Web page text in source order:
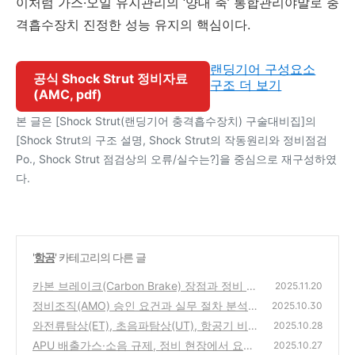
격흡수장치 진정한 성능 유지의 핵심이다.
공식 Shock Strut 정비자료
(AMC, pdf)
랜딩기어 구성요소
구조 더 보기
본 글은 [Shock Strut(랜딩기어 충격흡수장치) 구술대비집]의
[Shock Strut의 구조 설명, Shock Strut의 작동원리와 정비점검
Po., Shock Strut 점검상의 오류/실수는?]을 중심으로 재구성하였
다.
'항공' 카테고리의 다른 글
카본 브레이크(Carbon Brake) 장점과 정비 유
의사항: 구조적 특성과 정비 실제
(0)
2025.11.20
정비조직(AMO) 승인 요건과 실무 절차 분석
(0)
2025.10.30
와전류탐상(ET), 초음파탐상(UT), 항공기 비파
괴시험의 원리와 실무 적용
(1)
2025.10.28
APU 배출가스·소음 규제, 정비 현장에서 요구
2025.10.27